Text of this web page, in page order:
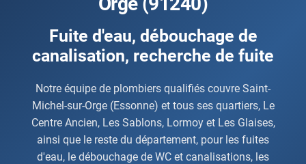
Fuite d'eau, débouchage de
canalisation, recherche de fuite
Notre équipe de plombiers qualifiés couvre Saint-
Michel-sur-Orge (Essonne) et tous ses quartiers, Le
Centre Ancien, Les Sablons, Lormoy et Les Glaises,
ainsi que le reste du département, pour les fuites
d'eau, le débouchage de WC et canalisations, les